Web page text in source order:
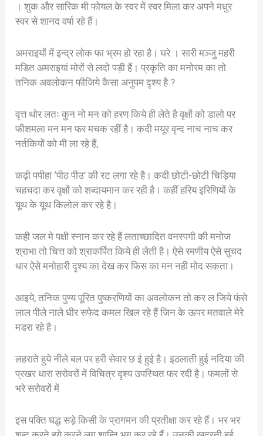
। शुक और सारिक मी फोयल के स्वर में स्वर मिला कर अपने मधुर
स्वर से शानद वर्षा रहे हैं।
अमराइयों में इन्द्र लोक फा भ्रम हो रहा है। घरे । सारी मञ्जु महरी
मडित अमराइयां मोरों से लदो पड़ी हैं। प्रकृति का मनोरम का तो
तनिक अवलोकन फीजिये कैसा अनुपम दृश्य है ?
वृत्त थोर लतः कुन नो मन को हरण किये ही लेते है वृक्षों को डालो पर
फीशमला मन मन फर मचक रहीं है। कदी मयूर वृन्द नाच नाच कर
नर्तकियों को मी ला रहे हैं,
कढ़ी पपीहा ‘पीठ पीउ’ की रट लगा रहे है। कदी छोटी-छोटी चिड़िया
चहचदा कर वृक्षों को शब्दायमान कर रही है। कहीं हरिय इरिणियों के
यूथ के यूथ किलोल कर रहे है।
कही जल मे पक्षी स्नान कर रहे हैं लताच्छादित वनस्पगी की मनोज
श्राभा तो चित्त को श्राकर्पित किये ही लेती है। ऐसे रमणीय ऐसे सुचद
धार ऐसे मनोहारी दृश्य का देख कर फिस का मन नही मोद सकता।
आइये, तनिक पुण्य पूरित पुष्करणियों का अवलोकन तो कर ल जिये फंसे
लाल पीले नाले धीर सफेद कमल खिल रहे हैं जिन के ऊपर मतवाले मेरे
मडरा रहे है।
लहराते हुये नीले बल पर हरी सेवार छ ई हुई है। इठलाती हुई नदिया की
प्रखर धारा सरोवरों में विचित्र दृश्य उपस्थित फर रदी है। फमलों से
भरे सरोवरों में
इस पक्ति घद्ध सड़े किसी के प्रागमन की प्रतीक्षा कर रहे हैं। भर भर